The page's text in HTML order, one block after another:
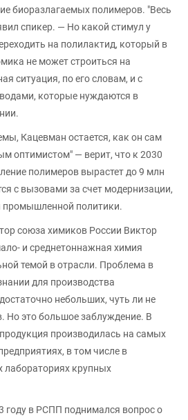
биоразлагаемых полимеров. "Весь
спикер. — Но какой стимул у
на полилактид, который в
не может строиться на
ситуация, по его словам, и с
которые нуждаются в
Кацевман остается, как он сам
оптимистом" — верит, что к 2030
полимеров вырастет до 9 млн
с вызовами за счет модернизации,
промышленной политики.
союза химиков России Виктор
и среднетоннажная химия
темой в отрасли. Проблема в
для производства
небольших, чуть ли не
Но это большое заблуждение. В
производилась на самых
в том числе в
лабораториях крупных
году в РСПП поднимался вопрос о